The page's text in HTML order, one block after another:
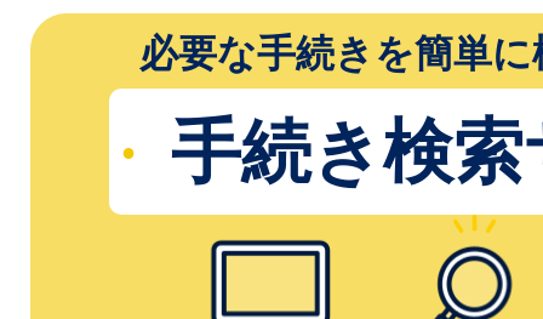
必要な手続きを簡単
手続き検